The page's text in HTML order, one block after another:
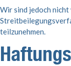
Wir sind jedoch
teilzunehmen.